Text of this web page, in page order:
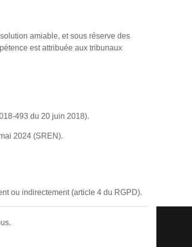
amiable, et sous réserve des
est attribuée aux tribunaux
493 du 20 juin 2018).
2024 (SREN).
ou indirectement (article 4 du RGPD).